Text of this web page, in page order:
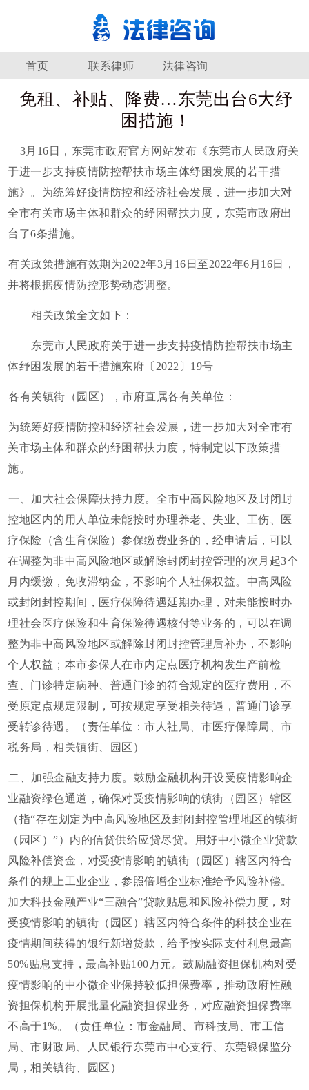
首页 联系律师 法律咨询
免租、补贴、降费…东莞出台6大纾
困措施！
3月16日，东莞市政府官方网站发布《东莞市人民政府关
于进一步支持疫情防控帮扶市场主体纾困发展的若干措
施》。为统筹好疫情防控和经济社会发展，进一步加大对
全市有关市场主体和群众的纾困帮扶力度，东莞市政府出
台了6条措施。
有关政策措施有效期为2022年3月16日至2022年6月16日，
并将根据疫情防控形势动态调整。
相关政策全文如下：
东莞市人民政府关于进一步支持疫情防控帮扶市场主
体纾困发展的若干措施东府〔2022〕19号
各有关镇街（园区），市府直属各有关单位：
为统筹好疫情防控和经济社会发展，进一步加大对全市有
关市场主体和群众的纾困帮扶力度，特制定以下政策措
施。
一、加大社会保障扶持力度。全市中高风险地区及封闭封
控地区内的用人单位未能按时办理养老、失业、工伤、医
疗保险（含生育保险）参保缴费业务的，经申请后，可以
在调整为非中高风险地区或解除封闭封控管理的次月起3个
月内缓缴，免收滞纳金，不影响个人社保权益。中高风险
或封闭封控期间，医疗保障待遇延期办理，对未能按时办
理社会医疗保险和生育保险待遇核付等业务的，可以在调
整为非中高风险地区或解除封闭封控管理后补办，不影响
个人权益；本市参保人在市内定点医疗机构发生产前检
查、门诊特定病种、普通门诊的符合规定的医疗费用，不
受原定点规定限制，可按规定享受相关待遇，普通门诊享
受转诊待遇。（责任单位：市人社局、市医疗保障局、市
税务局，相关镇街、园区）
二、加强金融支持力度。鼓励金融机构开设受疫情影响企
业融资绿色通道，确保对受疫情影响的镇街（园区）辖区
（指“存在划定为中高风险地区及封闭封控管理地区的镇街
（园区）”）内的信贷供给应贷尽贷。用好中小微企业贷款
风险补偿资金，对受疫情影响的镇街（园区）辖区内符合
条件的规上工业企业，参照倍增企业标准给予风险补偿。
加大科技金融产业“三融合”贷款贴息和风险补偿力度，对
受疫情影响的镇街（园区）辖区内符合条件的科技企业在
疫情期间获得的银行新增贷款，给予按实际支付利息最高
50%贴息支持，最高补贴100万元。鼓励融资担保机构对受
疫情影响的中小微企业保持较低担保费率，推动政府性融
资担保机构开展批量化融资担保业务，对应融资担保费率
不高于1%。（责任单位：市金融局、市科技局、市工信
局、市财政局、人民银行东莞市中心支行、东莞银保监分
局，相关镇街、园区）